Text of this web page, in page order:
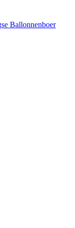
Ballonnenboer